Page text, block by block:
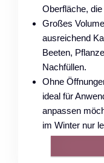
Oberfläche,
Großes
ausreichend
Beeten,
Nachfüllen.
Ohne
ideal für
anpassen
im Winter nur